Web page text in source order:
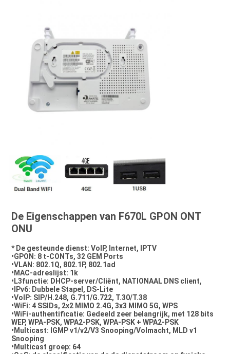
De Eigenschappen van F670L GPON ONT
ONU
* De gesteunde dienst: VoIP, Internet, IPTV
•GPON: 8 t-CONTs, 32 GEM Ports
•VLAN: 802.1Q, 802.1P, 802.1ad
•MAC-adreslijst: 1k
•L3functie: DHCP-server/Cliënt, NATIONAAL DNS client,
•IPv6: Dubbele Stapel, DS-Lite
•VoIP: SIP/H.248, G.711/G.722, T.30/T.38
•WiFi: 4 SSIDs, 2x2 MIMO 2.4G, 3x3 MIMO 5G, WPS
•WiFi-authentificatie: Gedeeld zeer belangrijk, met 128 bits
WEP, WPA-PSK, WPA2-PSK, WPA-PSK + WPA2-PSK
•Multicast: IGMP v1/v2/V3 Snooping/Volmacht, MLD v1
Snooping
•Multicast groep: 64